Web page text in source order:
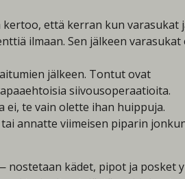
että kerran kun varasukat
ilmaan. Sen jälkeen varasukat
jälkeen. Tontut ovat
siivousoperaatioita.
te vain olette ihan huippuja.
annatte viimeisen piparin
nostetaan kädet, pipot ja posket